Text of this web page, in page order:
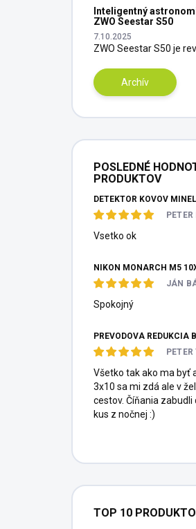
Inteligentný
ZWO Seestar S50
7.10.2025
ZWO Seestar S50 je
Archív
POSLEDNÉ
PRODUKTOV
PETER
Vsetko ok
NIKON MONARCH M5
JÁN
Spokojný
Všetko tak ako ma byť
3x10 sa mi zdá ale v
cestov. Číňania zabudli
kus z nočnej :)
TOP 10